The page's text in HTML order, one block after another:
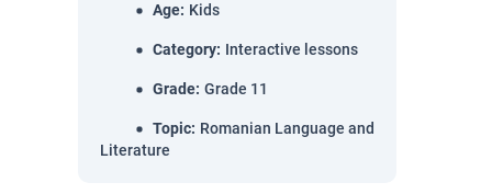
Age: Kids
Category: Interactive lessons
Grade: Grade 11
Topic: Romanian Language and
Literature